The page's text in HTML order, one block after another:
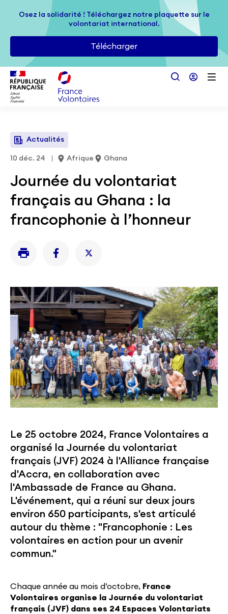
Passer au contenu principal
Osez la solidarité ! Téléchargez notre plaquette sur le
volontariat international.
Télécharger
Osez la solidarité ! Téléchargez notre plaquette sur le
volontariat international.
Télécharger
Actualités
10 déc. 24 Afrique Ghana
Journée du volontariat
français au Ghana : la
francophonie à l’honneur
Le 25 octobre 2024, France Volontaires a
organisé la Journée du volontariat
français (JVF) 2024 à l'Alliance française
d'Accra, en collaboration avec
l'Ambassade de France au Ghana.
L'événement, qui a réuni sur deux jours
environ 650 participants, s'est articulé
autour du thème : "Francophonie : Les
volontaires en action pour un avenir
commun."
Chaque année au mois d’octobre, France
Volontaires organise la Journée du volontariat
français (JVF) dans ses 24 Espaces Volontariats